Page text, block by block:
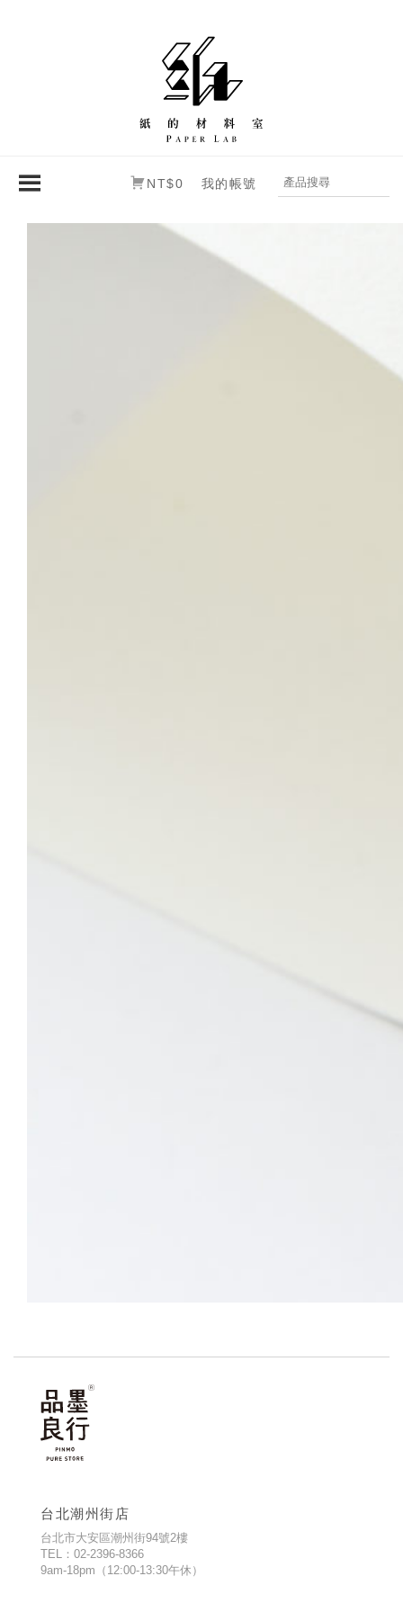
NT$0 我的帳號
台北潮州街店
台北市大安區潮州街94號2樓
TEL：02-2396-8366
9am-18pm（12:00-13:30午休）